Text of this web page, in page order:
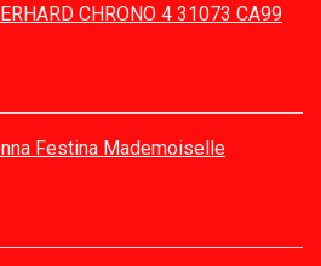
CHRONO 4 31073 CA99
Festina Mademoiselle